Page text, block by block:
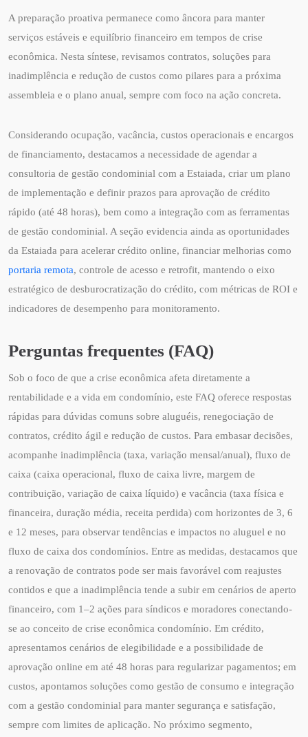
A preparação proativa permanece como âncora para manter
serviços estáveis e equilíbrio financeiro em tempos de crise
econômica. Nesta síntese, revisamos contratos, soluções para
inadimplência e redução de custos como pilares para a próxima
assembleia e o plano anual, sempre com foco na ação concreta.
Considerando ocupação, vacância, custos operacionais e encargos
de financiamento, destacamos a necessidade de agendar a
consultoria de gestão condominial com a Estaiada, criar um plano
de implementação e definir prazos para aprovação de crédito
rápido (até 48 horas), bem como a integração com as ferramentas
de gestão condominial. A seção evidencia ainda as oportunidades
da Estaiada para acelerar crédito online, financiar melhorias como
portaria remota, controle de acesso e retrofit, mantendo o eixo
estratégico de desburocratização do crédito, com métricas de ROI e
indicadores de desempenho para monitoramento.
Perguntas frequentes (FAQ)
Sob o foco de que a crise econômica afeta diretamente a
rentabilidade e a vida em condomínio, este FAQ oferece respostas
rápidas para dúvidas comuns sobre aluguéis, renegociação de
contratos, crédito ágil e redução de custos. Para embasar decisões,
acompanhe inadimplência (taxa, variação mensal/anual), fluxo de
caixa (caixa operacional, fluxo de caixa livre, margem de
contribuição, variação de caixa líquido) e vacância (taxa física e
financeira, duração média, receita perdida) com horizontes de 3, 6
e 12 meses, para observar tendências e impactos no aluguel e no
fluxo de caixa dos condomínios. Entre as medidas, destacamos que
a renovação de contratos pode ser mais favorável com reajustes
contidos e que a inadimplência tende a subir em cenários de aperto
financeiro, com 1–2 ações para síndicos e moradores conectando-
se ao conceito de crise econômica condomínio. Em crédito,
apresentamos cenários de elegibilidade e a possibilidade de
aprovação online em até 48 horas para regularizar pagamentos; em
custos, apontamos soluções como gestão de consumo e integração
com a gestão condominial para manter segurança e satisfação,
sempre com limites de aplicação. No próximo segmento,